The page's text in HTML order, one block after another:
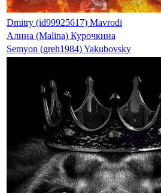
Dmitry (id99925617) Mavrodi
Алина (Malina) Курочкина
Semyon (greh1984) Yakubovsky